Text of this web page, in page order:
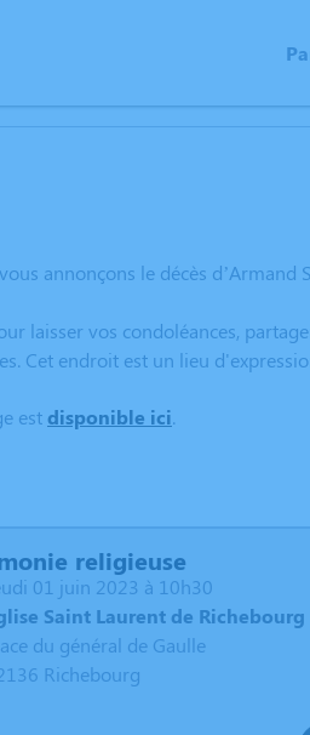
annonçons le décès
laisser vos condoléances,
Cet endroit est un lieu
est disponible ici.
religieuse
01 juin 2023 à 10h30
Saint Laurent de Richebourg
du général de Gaulle
Richebourg